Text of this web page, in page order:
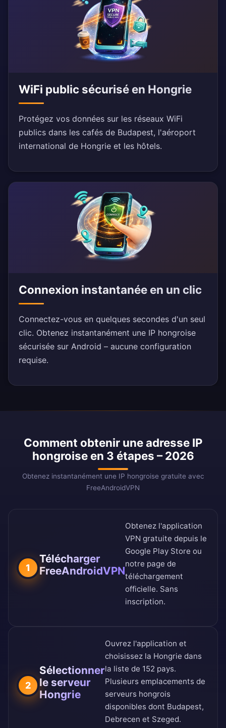
WiFi public sécurisé en Hongrie
Protégez vos données sur les réseaux WiFi
publics dans les cafés de Budapest, l'aéroport
international de Hongrie et les hôtels.
Connexion instantanée en un clic
Connectez-vous en quelques secondes d'un seul
clic. Obtenez instantanément une IP hongroise
sécurisée sur Android – aucune configuration
requise.
Comment obtenir une adresse IP
hongroise en 3 étapes – 2026
Obtenez instantanément une IP hongroise gratuite avec
FreeAndroidVPN
1
Télécharger
FreeAndroidVPN
Obtenez l'application
VPN gratuite depuis le
Google Play Store ou
notre page de
téléchargement
officielle. Sans
inscription.
2
Sélectionner
le serveur
Hongrie
Ouvrez l'application et
choisissez la Hongrie dans
la liste de 152 pays.
Plusieurs emplacements de
serveurs hongrois
disponibles dont Budapest,
Debrecen et Szeged.